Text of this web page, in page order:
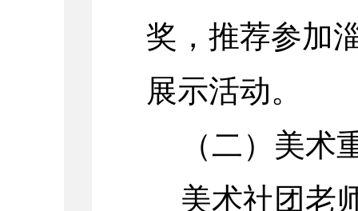
奖，推荐参加
展示活动。
（二）美
美术社团老